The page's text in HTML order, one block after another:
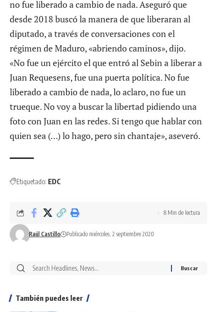
no fue liberado a cambio de nada. Aseguró que
desde 2018 buscó la manera de que liberaran al
diputado, a través de conversaciones con el
régimen de Maduro, «abriendo caminos», dijo.
«No fue un ejército el que entró al Sebin a liberar a
Juan Requesens, fue una puerta política. No fue
liberado a cambio de nada, lo aclaro, no fue un
trueque. No voy a buscar la libertad pidiendo una
foto con Juan en las redes. Si tengo que hablar con
quien sea (…) lo hago, pero sin chantaje», aseveró.
Etiquetado: EDC
Raúl Castillo Publicado miércoles, 2 septiembre 2020
8 Min de lectura
También puedes leer